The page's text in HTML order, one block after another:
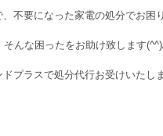
不要になった家電の処分でお困
そんな困ったをお助け致します
ドプラスで処分代行お受けいたし